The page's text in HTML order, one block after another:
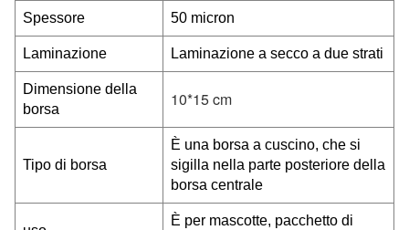
Spessore 50 micron
Laminazione Laminazione a secco a due strati
Dimensione della
borsa
10*15 cm
Tipo di borsa
È una borsa a cuscino, che si
sigilla nella parte posteriore della
borsa centrale
È per mascotte, pacchetto di